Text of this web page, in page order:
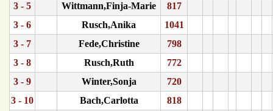
3 - 5
Wittmann,Finja-Marie
817
3 - 6
Rusch,Anika
1041
3 - 7
Fede,Christine
798
3 - 8
Rusch,Ruth
772
3 - 9
Winter,Sonja
720
3 - 10
Bach,Carlotta
818